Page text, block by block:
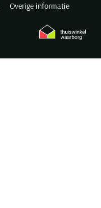
Overige informatie